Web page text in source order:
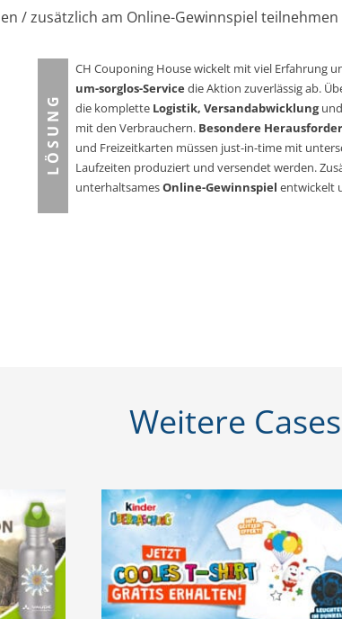
/ zusätzlich am Online-Gewinnspiel teilnehmen
L Ö S U N G
CH Couponing House wickelt mit viel Erfahrung
um-sorglos-Servicedie Aktion zuverlässig ab.
die komplette Logistik, Versandabwicklung
mit den Verbrauchern. Besondere
und Freizeitkarten müssen just-in-time mit
Laufzeiten produziert und versendet werden.
unterhaltsamesOnline-Gewinnspielentwickelt
Weitere Cases